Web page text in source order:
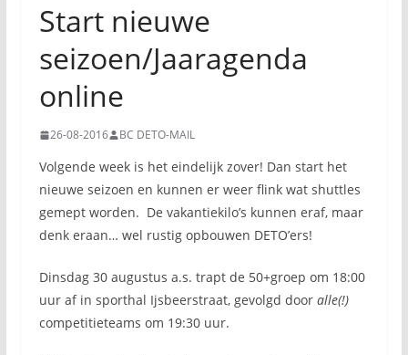
Start nieuwe
seizoen/Jaaragenda
online
26-08-2016 BC DETO-MAIL
Volgende week is het eindelijk zover! Dan start het
nieuwe seizoen en kunnen er weer flink wat shuttles
gemept worden. De vakantiekilo’s kunnen eraf, maar
denk eraan… wel rustig opbouwen DETO’ers!
Dinsdag 30 augustus a.s. trapt de 50+groep om 18:00
uur af in sporthal Ijsbeerstraat, gevolgd door alle(!)
competitieteams om 19:30 uur.